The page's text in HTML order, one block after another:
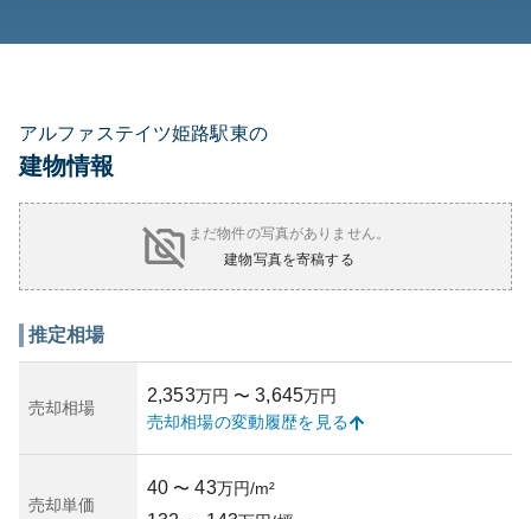
アルファステイツ姫路駅東の
建物情報
まだ物件の写真がありません。
建物写真を寄稿する
推定相場
売却相場
2,353万円 〜 3,645万円
売却相場の変動履歴を見る
売却単価
40 〜 43万円/m²